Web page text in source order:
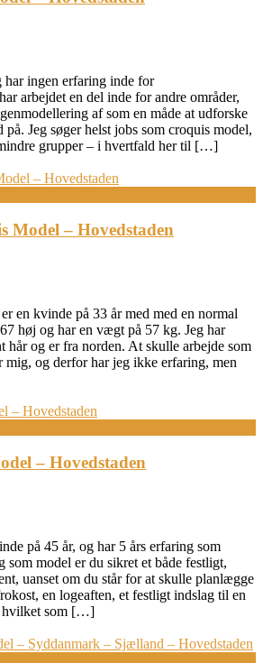
har ingen erfaring inde for
arbejdet en del inde for andre områder,
af som en måde at udforske
Jeg søger helst jobs som croquis model,
grupper – i hvertfald her til […]
Model – Hovedstaden
en kvinde på 33 år med med en normal
høj og har en vægt på 57 kg. Jeg har
hår og er fra norden. At skulle arbejde som
mig, og derfor har jeg ikke erfaring, men
– Hovedstaden
på 45 år, og har 5 års erfaring som
som model er du sikret et både festligt,
uanset om du står for at skulle planlægge
en logeaften, et festligt indslag til en
hvilket som […]